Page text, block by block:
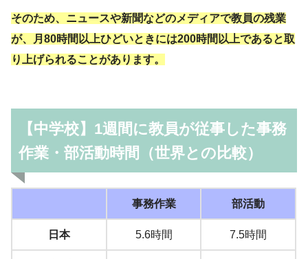
そのため、ニュースや新聞などのメディアで教員の残業
が、月80時間以上ひどいときには200時間以上であると取
り上げられることがあります。
【中学校】1週間に教員が従事した事務
作業・部活動時間（世界との比較）
事務作業 部活動
日本 5.6時間 7.5時間